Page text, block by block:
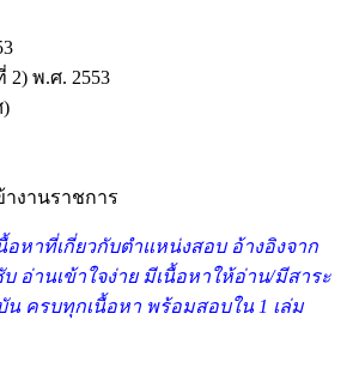
พ.ศ. 2553
งานราชการ
หาที่เกี่ยวกับตำแหน่งสอบ อ้างอิงจาก
อ่านเข้าใจง่าย มีเนื้อหาให้อ่าน/มีสาระ
ครบทุกเนื้อหา พร้อมสอบใน 1 เล่ม